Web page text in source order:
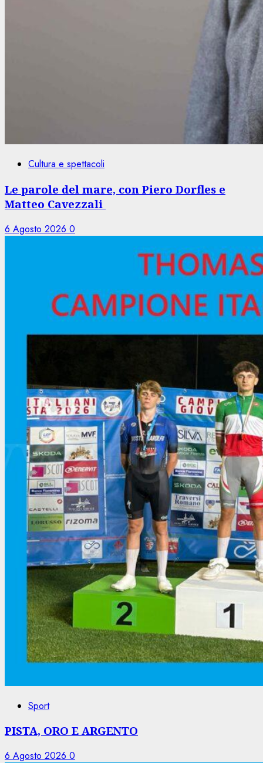
Cultura e spettacoli
Le parole del mare, con Piero Dorfles e
Matteo Cavezzali
6 Agosto 2026 0
Sport
PISTA, ORO E ARGENTO
6 Agosto 2026 0